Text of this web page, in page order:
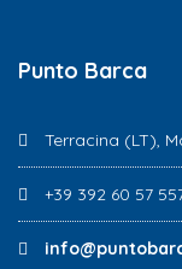
Punto Barca
Terracina (LT),
+39 392 60 57